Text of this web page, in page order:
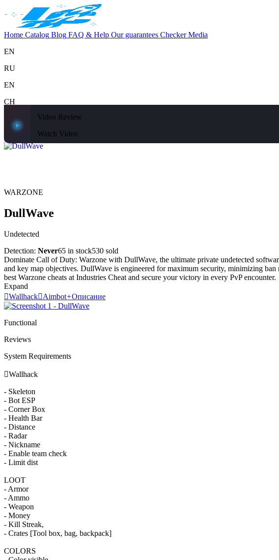
Home Catalog Blog FAQ & Help Our guarantees Checker Media
EN
RU
EN
CH
Support
Home
Home
CatalogWARZONE
Video Review
Watch Video
WARZONE
DullWave
Undetected
Detection: Never65 in stock530 sold
Dominate Call of Duty: Warzone with DullWave, the ultimate private undetected
and key map objectives. DullWave is engineered for maximum security, minimizing
best Warzone cheats at Industries Cheat and secure your victory in every PvP encounter.
Expand
WallhackAimbot+Описание
Functional
Reviews
System Requirements
Wallhack
- Skeleton
- Bot ESP
- Corner Box
- Health Bar
- Distance
- Radar
- Nickname
- Enable team check
- Limit dist
LOOT
- Armor
- Ammo
- Weapon
- Money
- Kill Streak,
- Crates [Tool box, bag, backpack]
COLORS